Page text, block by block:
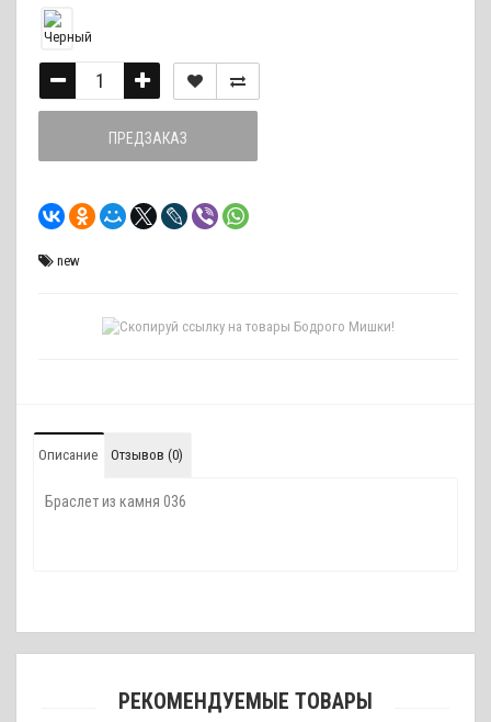
ПРЕДЗАКАЗ
new
Описание Отзывов (0)
Браслет из камня 036
РЕКОМЕНДУЕМЫЕ ТОВАРЫ